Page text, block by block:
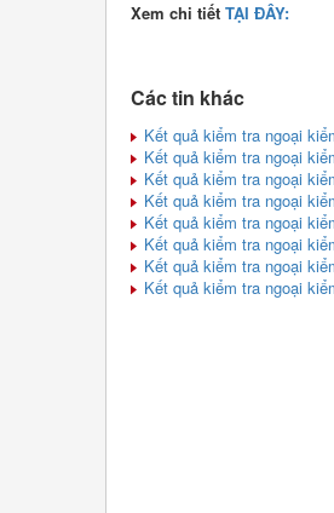
Xem chi tiết TẠI ĐÂY:
Các tin khác
Kết quả kiểm tra ngoại
Kết quả kiểm tra ngoại
Kết quả kiểm tra ngoại
Kết quả kiểm tra ngoại
Kết quả kiểm tra ngoại
Kết quả kiểm tra ngoại
Kết quả kiểm tra ngoại
Kết quả kiểm tra ngoại